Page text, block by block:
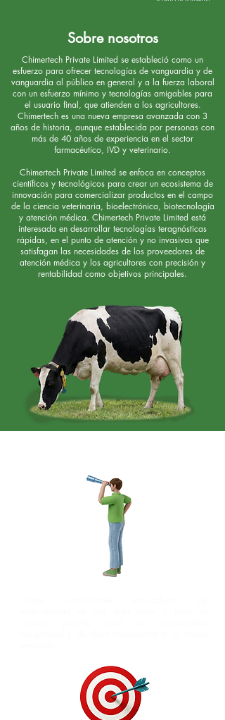
Sobre nosotros
Chimertech Private Limited se estableció como un
esfuerzo para ofrecer tecnologías de vanguardia y de
vanguardia al público en general y a la fuerza laboral
con un esfuerzo mínimo y tecnologías amigables para
el usuario final, que atienden a los agricultores.
Chimertech es una nueva empresa avanzada con 3
años de historia, aunque establecida por personas con
más de 40 años de experiencia en el sector
farmacéutico, IVD y veterinario.
Chimertech Private Limited se enfoca en conceptos
científicos y tecnológicos para crear un ecosistema de
innovación para comercializar productos en el campo
de la ciencia veterinaria, bioelectrónica, biotecnología
y atención médica. Chimertech Private Limited está
interesada en desarrollar tecnologías teragnósticas
rápidas, en el punto de atención y no invasivas que
satisfagan las necesidades de los proveedores de
atención médica y los agricultores con precisión y
rentabilidad como objetivos principales.